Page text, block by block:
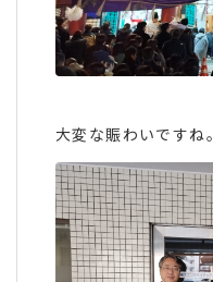
大変な賑わいですね。